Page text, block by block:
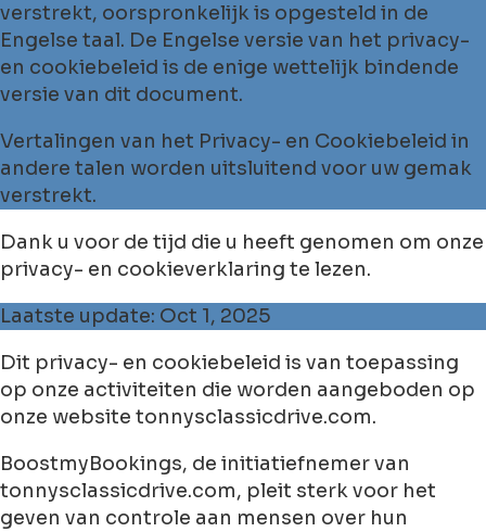
verstrekt, oorspronkelijk is opgesteld in de
Engelse taal. De Engelse versie van het privacy-
en cookiebeleid is de enige wettelijk bindende
versie van dit document.
Vertalingen van het Privacy- en Cookiebeleid in
andere talen worden uitsluitend voor uw gemak
verstrekt.
Dank u voor de tijd die u heeft genomen om onze
privacy- en cookieverklaring te lezen.
Laatste update: Oct 1, 2025
Dit privacy- en cookiebeleid is van toepassing
op onze activiteiten die worden aangeboden op
onze website tonnysclassicdrive.com.
BoostmyBookings, de initiatiefnemer van
tonnysclassicdrive.com, pleit sterk voor het
geven van controle aan mensen over hun